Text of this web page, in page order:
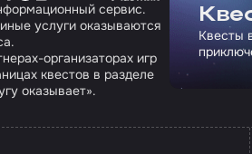
сервис.
услуги оказываются
организаторах игр
квестов в разделе
оказывает».
Квесты